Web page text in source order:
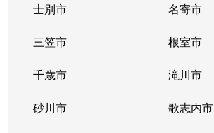
士別市 名寄市
三笠市 根室市
千歳市 滝川市
砂川市 歌志内市